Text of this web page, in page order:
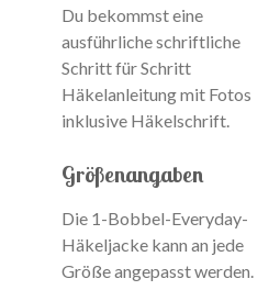
Du bekommst eine
ausführliche schriftliche
Schritt für Schritt
Häkelanleitung mit Fotos
inklusive Häkelschrift.
Größenangaben
Die 1-Bobbel-Everyday-
Häkeljacke kann an jede
Größe angepasst werden.